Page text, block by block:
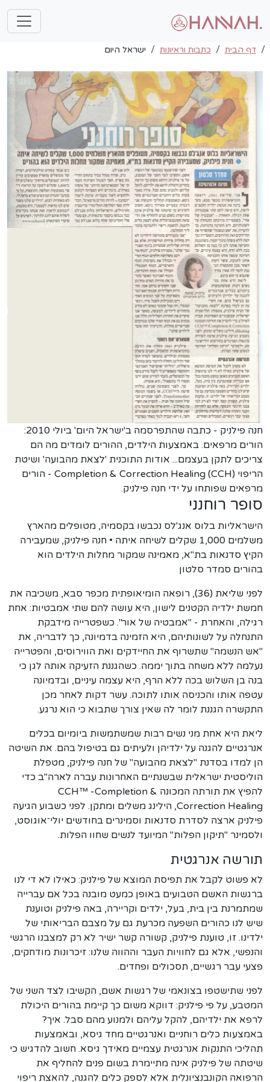
דף הבית כתבות וראיונות ישראל היום
חנה פילניק - כתבה שהתפרסמה ב'ישראל היום' ביולי 2010:
הורים מרפאים. באמצעות הילדים, ההורים לומדים מה הם
צריכים לתקן בעצמם... אודות התוכנית 'לצאת מהבועה' ושיטת
הריפוי (Completion & Correction Healing (CCH - הורים
מרפאים שפותחו על ידי חנה פילניק.
סופר רוחנני
הישראליות בלוס אנג'לס נכבשו בקסמיה, מטופלים מהארץ
משלמים 1,000 שקלים לשיחה איתה • חנה פילניק, שמעבירה
הקיץ סדנאות בת"א, מאמינה שמקור מחלות הילדים הוא
בהורים סמדר סלטון
לפני שליאת (36), רופאה הומיאופתית מכפר סבא, משכיבה את
חמשת ילדיה הקטנים לישון, היא עושה להם שתי אמבטיות: אחת
רגילה, והאחרת - "אמבטיה של אור". כשפטרייה מידבקת
התנחלה על לשונותיהם, היא הזמינה בדמיונה, כך לדבריה, את
"אש הנשמה" שתשרוף את החיידקים ואת הווירוסים, והפטרייה
נעלמה ללא משחה בתוך יממה. כשהגננת הזעיקה אותה לגן כי
בנה בן השלוש בכה ללא הרף, היא עצמה עיניים, ובדמיונה
עטפה אותו והכניסה אותו לתוכה. עשר דקות לאחר מכן
התקשרה הגננת לומר לה שאין צורך שתבוא כי הוא נרגע.
ליאת היא אחת מני נשים רבות שמשתמשות ביומיום בכלים
אנרגטיים להגנה על ילדיהן ולעיתים גם בטיפול בהם. את השיטה
הן למדו בסדנת "לצאת מהבועה" של חנה פילניק, מטפלת
הוליסטית ישראלית שבשנתיים האחרונות עברה לארה"ב כדי
להפיץ את תורתה המכונה CCH™ -Completion &
Correction Healing, הילינג משלים ומתקן. לפני כשבוע הגיעה
פילניק ארצה לסדרת סדנאות וסמינרים בחודשים יולי־אוגוסט,
ולסמינר "תיקון הפלות" המיועד לנשים שחוו הפלות.
תורשה אנרגטית
לא פשוט לקבל את תפיסת המוצא של פילניק: כאילו לא די לנו
ברגשות האשם הטבועים באופן כמעט מובנה בכל אם עברייה
שמתמרנת בין בית, בעל, ילדים וקריירה, באה פילניק וטוענת
שיש לנו כהורים השפעה מכרעת גם על מצבם הבריאותי של
ילדינו. זו, טוענת פילניק, קשורה קשר ישיר לא רק למצבנו הרגשי
והנפשי, אלא גם לחוויות העבר וההווה שלנו: זיכרונות מודחקים,
פצעי עבר רגשיים, תסכולים ופחדים.
לפני שתישטפו בצונאמי של רגשות אשם, הקשיבו לצד השני של
המטבע, על פי פילניק: דווקא משום כך קיימת בהורים היכולת
לרפא את ילדיהם, להקל עליהם ולמנוע מהם סבל. איך?
באמצעות כלים רוחניים ואנרגטיים מחד גיסא, ובאמצעות
תהליכי התנקות אנרגטית עצמיים מאידך גיסא. חשוב להדגיש כי
שיטתה של פילניק אינה מתיימרת בשום פנים להחליף את
הרפואה הקונבנציונלית אלא לספק כלים להגנה, להאצת ריפוי